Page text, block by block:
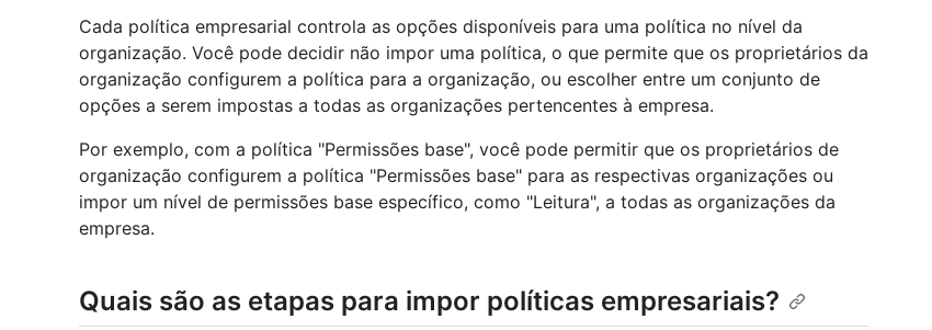
Cada política empresarial controla as opções disponíveis para uma política no nível da
organização. Você pode decidir não impor uma política, o que permite que os proprietários da
organização configurem a política para a organização, ou escolher entre um conjunto de
opções a serem impostas a todas as organizações pertencentes à empresa.
Por exemplo, com a política "Permissões base", você pode permitir que os proprietários de
organização configurem a política "Permissões base" para as respectivas organizações ou
impor um nível de permissões base específico, como "Leitura", a todas as organizações da
empresa.
Quais são as etapas para impor políticas empresariais?